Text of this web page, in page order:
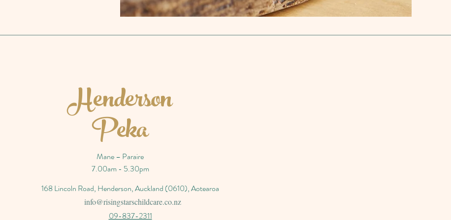
Henderson
Peka
Mane – Paraire
7.00am - 5.30pm
168 Lincoln Road, Henderson, Auckland (0610), Aotearoa
info@risingstarschildcare.co.nz
09-837-2311